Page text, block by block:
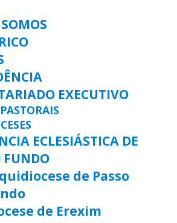
EXECUTIVO
ECLESIÁSTICA DE
FUNDO
de Passo
de Erexim